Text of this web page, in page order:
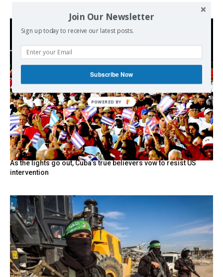
As the lights go out, Cuba’s true believers vow to resist US
intervention
Join Our Newsletter
Sign up today to receive our latest posts.
Subscribe Now